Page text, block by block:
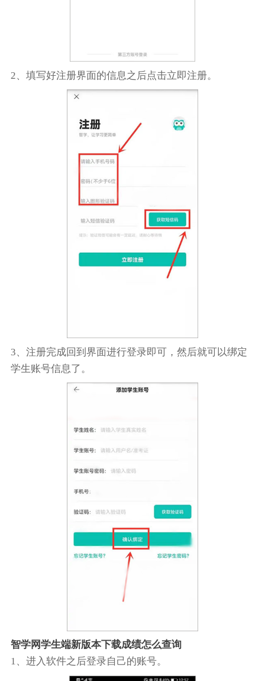
2、填写好注册界面的信息之后点击立即注册。
3、注册完成回到界面进行登录即可，然后就可以绑定
学生账号信息了。
智学网学生端新版本下载成绩怎么查询
1、进入软件之后登录自己的账号。